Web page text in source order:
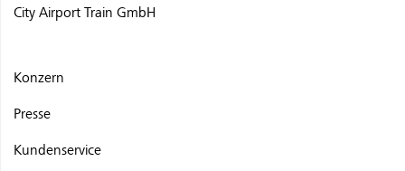
City Airport Train GmbH
Konzern
Presse
Kundenservice